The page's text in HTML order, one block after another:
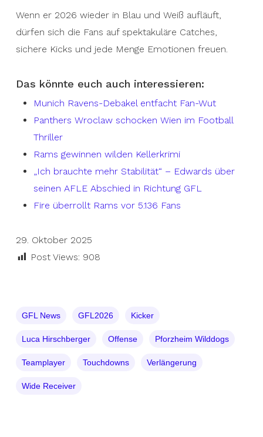
Wenn er 2026 wieder in Blau und Weiß aufläuft,
dürfen sich die Fans auf spektakuläre Catches,
sichere Kicks und jede Menge Emotionen freuen.
Das könnte euch auch interessieren:
Munich Ravens-Debakel entfacht Fan-Wut
Panthers Wroclaw schocken Wien im Football
Thriller
Rams gewinnen wilden Kellerkrimi
„Ich brauchte mehr Stabilität“ – Edwards über
seinen AFLE Abschied in Richtung GFL
Fire überrollt Rams vor 5.136 Fans
29. Oktober 2025
Post Views: 908
GFL News GFL2026 Kicker
Luca Hirschberger Offense Pforzheim Wilddogs
Teamplayer Touchdowns Verlängerung
Wide Receiver